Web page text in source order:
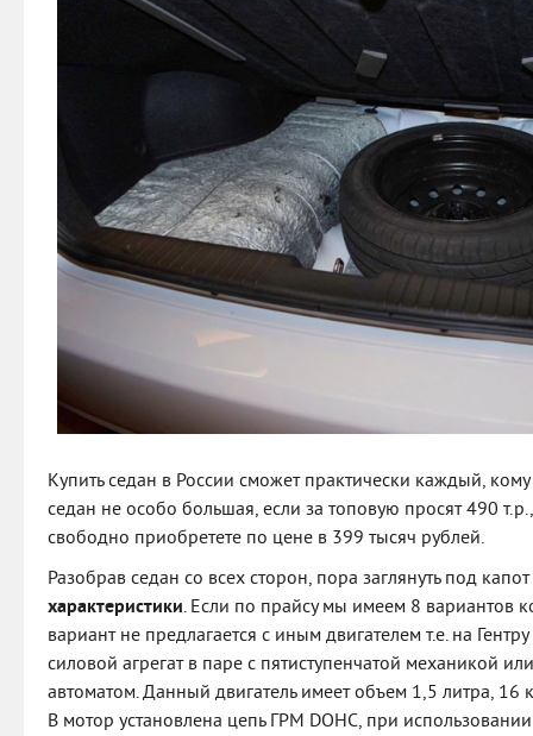
Купить седан в России сможет практически каждый,
седан не особо большая, если за топовую просят 490
свободно приобретете по цене в 399 тысяч рублей.
Разобрав седан со всех сторон, пора заглянуть под
характеристики. Если по прайсу мы имеем 8 вариантов
вариант не предлагается с иным двигателем т.е. на
силовой агрегат в паре с пятиступенчатой механикой
автоматом. Данный двигатель имеет объем 1,5 литра, 16
В мотор установлена цепь ГРМ DOHC, при